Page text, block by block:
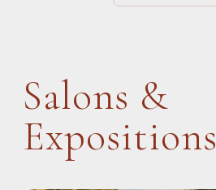
Salons &
Expositions